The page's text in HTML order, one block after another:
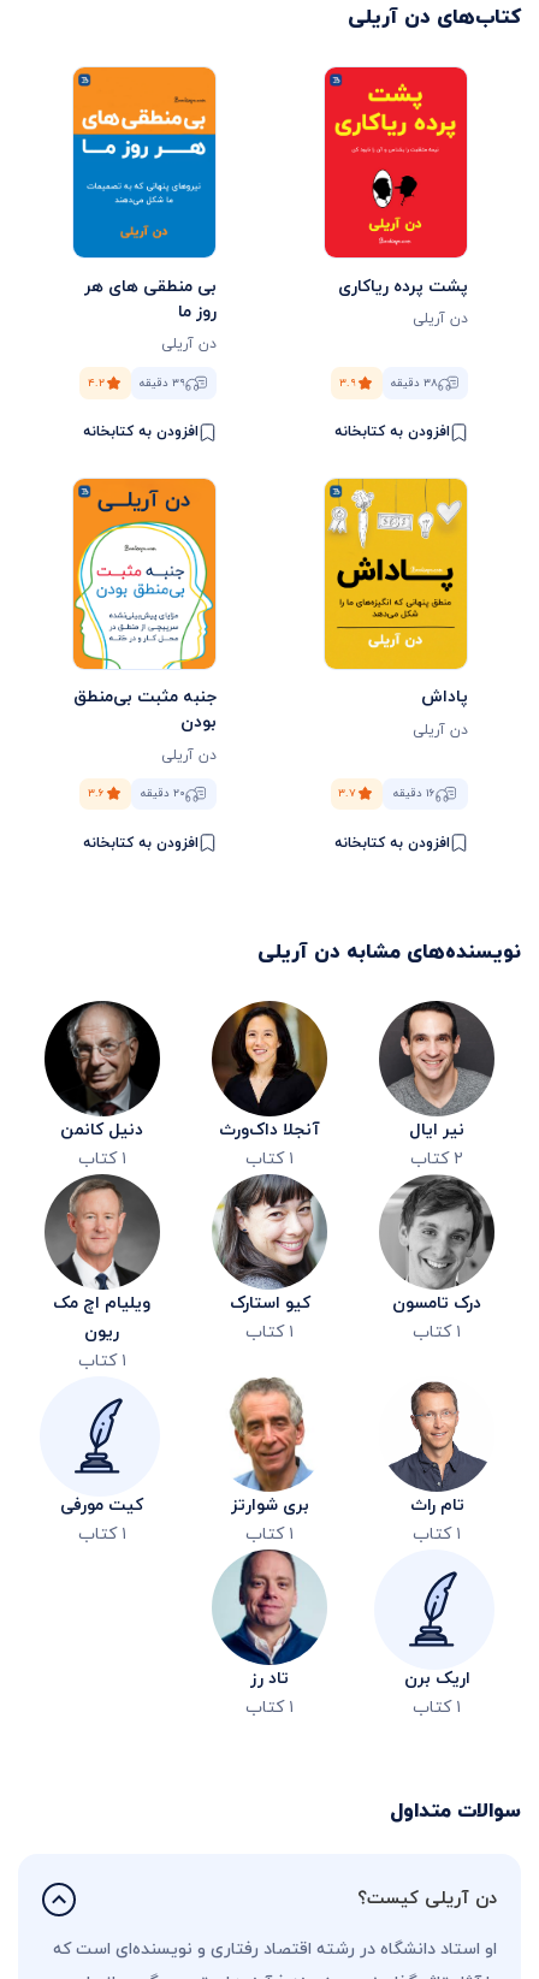
کتاب‌های دن آریلی
پشت پرده ریاکاری
دن آریلی
۳۸ دقیقه ۳.۹
افزودن به کتابخانه
بی منطقی های هر
روز ما
دن آریلی
۳۹ دقیقه ۴.۲
افزودن به کتابخانه
پاداش
دن آریلی
۱۶ دقیقه ۳.۷
افزودن به کتابخانه
جنبه مثبت بی‌منطق
بودن
دن آریلی
۲۰ دقیقه ۳.۶
افزودن به کتابخانه
نویسنده‌های مشابه دن آریلی
نیر ایال
۲ کتاب
آنجلا داک‌ورث
۱ کتاب
دنیل کانمن
۱ کتاب
درک تامسون
۱ کتاب
کیو استارک
۱ کتاب
ویلیام اچ مک
ریون
۱ کتاب
تام راث
۱ کتاب
بری شوارتز
۱ کتاب
کیت مورفی
۱ کتاب
اریک برن
۱ کتاب
تاد رز
۱ کتاب
سوالات متداول
دن آریلی کیست؟
او استاد دانشگاه در رشته اقتصاد رفتاری و نویسنده‌ای است که